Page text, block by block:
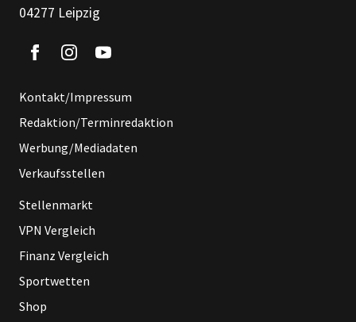
04277 Leipzig
Kontakt/Impressum
Redaktion/Terminredaktion
Werbung/Mediadaten
Verkaufsstellen
Stellenmarkt
VPN Vergleich
Finanz Vergleich
Sportwetten
Shop